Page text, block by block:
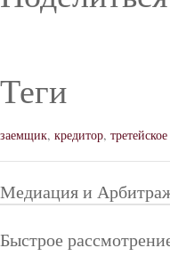
Теги
заемщик, кредитор,
Медиация и
Быстрое